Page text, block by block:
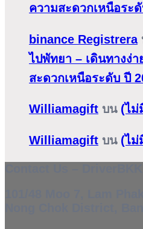
ความสะดวกเหนือระ
binance Registrera
ไปพัทยา – เดินทางง่
สะดวกเหนือระดับ ปี
Williamagift บน (ไม่
Williamagift บน (ไม่